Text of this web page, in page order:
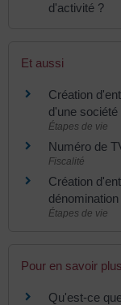
d'activité ?
Et aussi
Création
d'une société
Étapes de vie
Numéro de
Fiscalité
Création
Étapes de vie
Pour en savoir plus
Qu'est-ce